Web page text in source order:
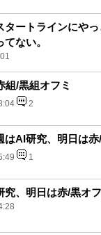
タートラインにや
ない。
組/黒組オフミ
2
はAI研究、明日は赤
1
究、明日は赤/黒オフ